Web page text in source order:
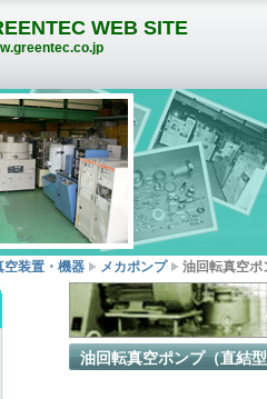
WEB SITE
空装置・機器 メカポンプ 油回転真空ポ
油回転真空ポンプ（直結